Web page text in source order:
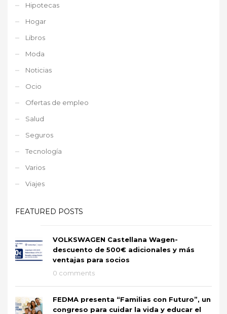
Hipotecas
Hogar
Libros
Moda
Noticias
Ocio
Ofertas de empleo
Salud
Seguros
Tecnología
Varios
Viajes
FEATURED POSTS
VOLKSWAGEN Castellana Wagen-
descuento de 500€ adicionales y más
ventajas para socios
0 comments
FEDMA presenta “Familias con Futuro”, un
congreso para cuidar la vida y educar el